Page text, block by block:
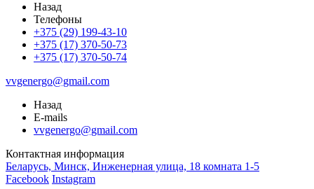
Назад
Телефоны
+375 (29) 199-43-10
+375 (17) 370-50-73
+375 (17) 370-50-74
vvgenergo@gmail.com
Назад
E-mails
vvgenergo@gmail.com
Контактная информация
Беларусь, Минск, Инженерная улица, 18 комната 1-5
Facebook Instagram